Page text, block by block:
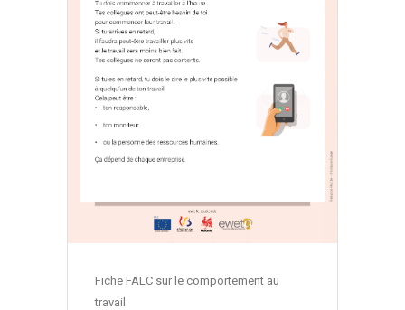
Fiche FALC sur le comportement au
travail